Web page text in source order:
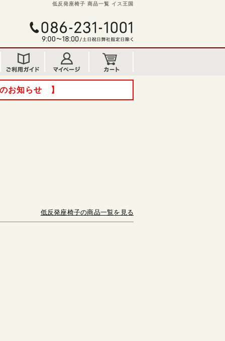
低反発座椅子 商品一覧 イス王国
お知らせ 】
低反発座椅子の商品一覧を見る